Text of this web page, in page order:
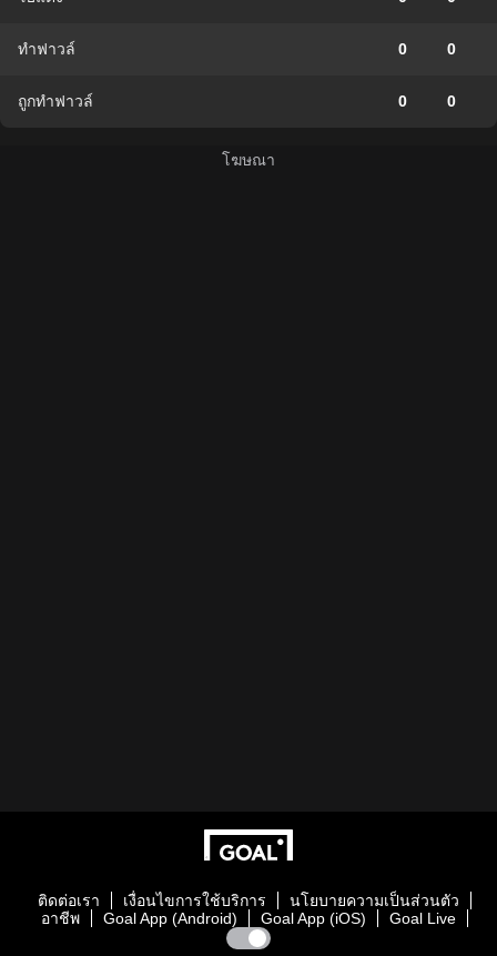
ทำฟาวล์ 0 0
ถูกทำฟาวล์ 0 0
ติดต่อเรา เงื่อนไขการใช้บริการ
นโยบายความเป็นส่วนตัว
อาชีพ
Goal App (Android) Goal App (iOS) Goal Live